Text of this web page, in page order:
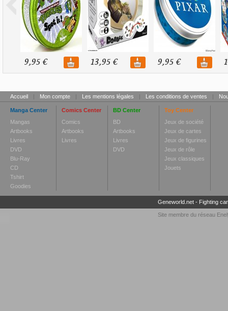
9,95 € 13,95 € 9,95 €
Accueil | Mon compte | Les mentions légales | Les conditions de ventes |
Manga Center
Mangas
Artbooks
Livres
DVD
Blu-Ray
CD
Tshirt
Goodies
Comics Center
Comics
Artbooks
Livres
BD Center
BD
Artbooks
Livres
DVD
Toy Center
Jeux de société
Jeux de cartes
Jeux de figurines
Jeux de rôle
Jeux classiques
Jouets
Geneworld.net- Fighting
Site membre du réseau